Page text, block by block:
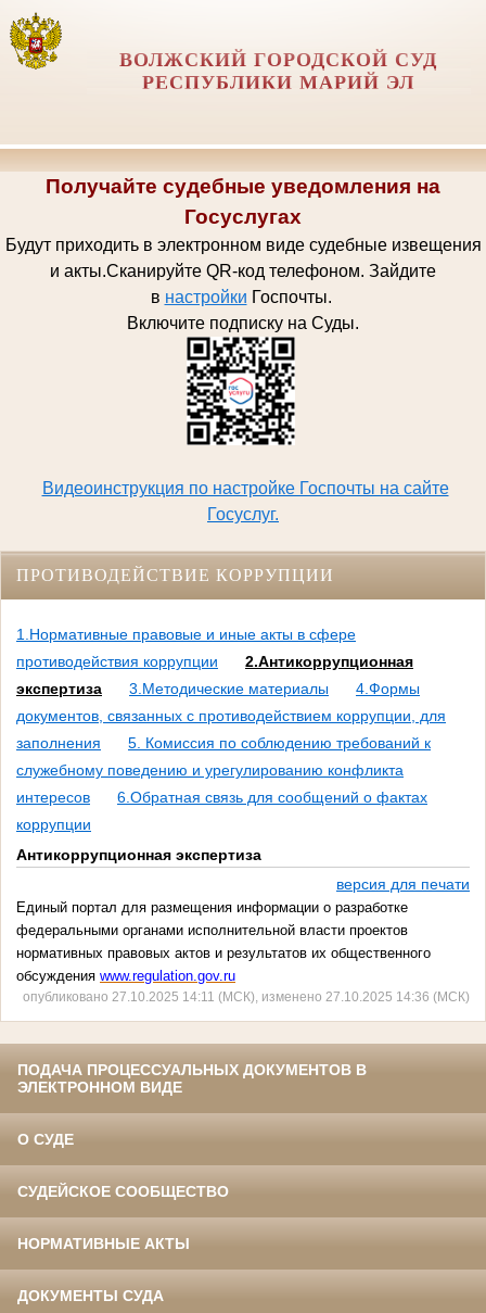
ВОЛЖСКИЙ ГОРОДСКОЙ СУД
РЕСПУБЛИКИ МАРИЙ ЭЛ
Получайте судебные уведомления на
Госуслугах
Будут приходить в электронном виде судебные извещения
и акты.Сканируйте QR-код телефоном. Зайдите
в настройки Госпочты.
Включите подписку на Суды.
Видеоинструкция по настройке Госпочты на сайте
Госуслуг.
ПРОТИВОДЕЙСТВИЕ КОРРУПЦИИ
1.Нормативные правовые и иные акты в сфере
противодействия коррупции
2.Антикоррупционная
экспертиза
3.Методические материалы
4.Формы
документов, связанных с противодействием коррупции, для
заполнения
5. Комиссия по соблюдению требований к
служебному поведению и урегулированию конфликта
интересов
6.Обратная связь для сообщений о фактах
коррупции
Антикоррупционная экспертиза
версия для печати
Единый портал для размещения информации о разработке
федеральными органами исполнительной власти проектов
нормативных правовых актов и результатов их общественного
обсуждения www.regulation.gov.ru
опубликовано 27.10.2025 14:11 (МСК), изменено 27.10.2025 14:36 (МСК)
ПОДАЧА ПРОЦЕССУАЛЬНЫХ ДОКУМЕНТОВ В
ЭЛЕКТРОННОМ ВИДЕ
О СУДЕ
СУДЕЙСКОЕ СООБЩЕСТВО
НОРМАТИВНЫЕ АКТЫ
ДОКУМЕНТЫ СУДА